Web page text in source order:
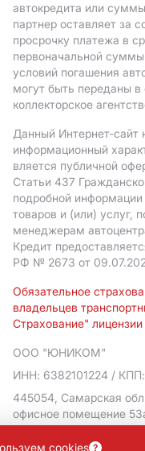
автокредита или
партнер оставляет за
просрочку платежа в
первоначальной
условий погашения
могут быть переданы
коллекторское
Данный Интернет-сайт
информационный
вляется публичной
Статьи 437
подробной
товаров и (или) услуг,
менеджерам
Кредит
РФ № 2673 от
Обязательное
владельцев
Страхование"
ООО "ЮНИКОМ"
ИНН: 6382101224 /
445054, Самарская
офисное помещение
Политика в отношении
cookies